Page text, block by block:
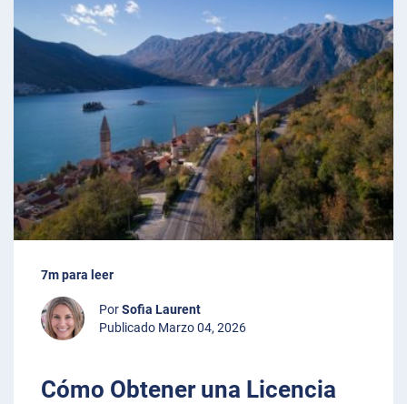
7m para leer
PorSofia Laurent
Publicado Marzo 04, 2026
Cómo Obtener una Licencia